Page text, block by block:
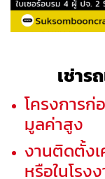
เช่าร
โครงการ
มูลค่าสูง
งานติดตั้ง
หรือในโรง